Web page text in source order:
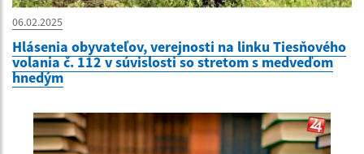
06.02.2025
Hlásenia obyvateľov, verejnosti na linku Tiesňového
volania č. 112 v súvislosti so stretom s medveďom
hnedým